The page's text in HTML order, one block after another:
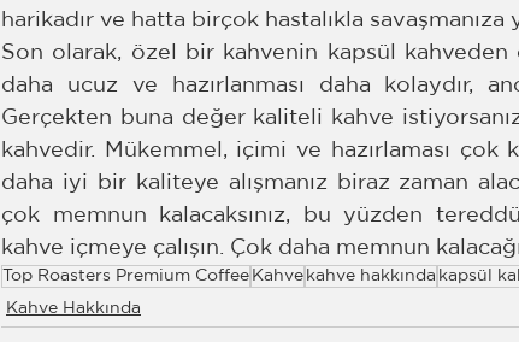
harikadır ve hatta birçok hastalıkla savaşmanıza
Son olarak, özel bir kahvenin kapsül kahveden
daha ucuz ve hazırlanması daha kolaydır,
Gerçekten buna değer kaliteli kahve
kahvedir. Mükemmel, içimi ve hazırlaması çok
daha iyi bir kaliteye alışmanız biraz zaman
çok memnun kalacaksınız, bu yüzden
kahve içmeye çalışın. Çok daha memnun
Top Roasters Premium Coffee Kahve kahve hakkında kapsül
Kahve Hakkında